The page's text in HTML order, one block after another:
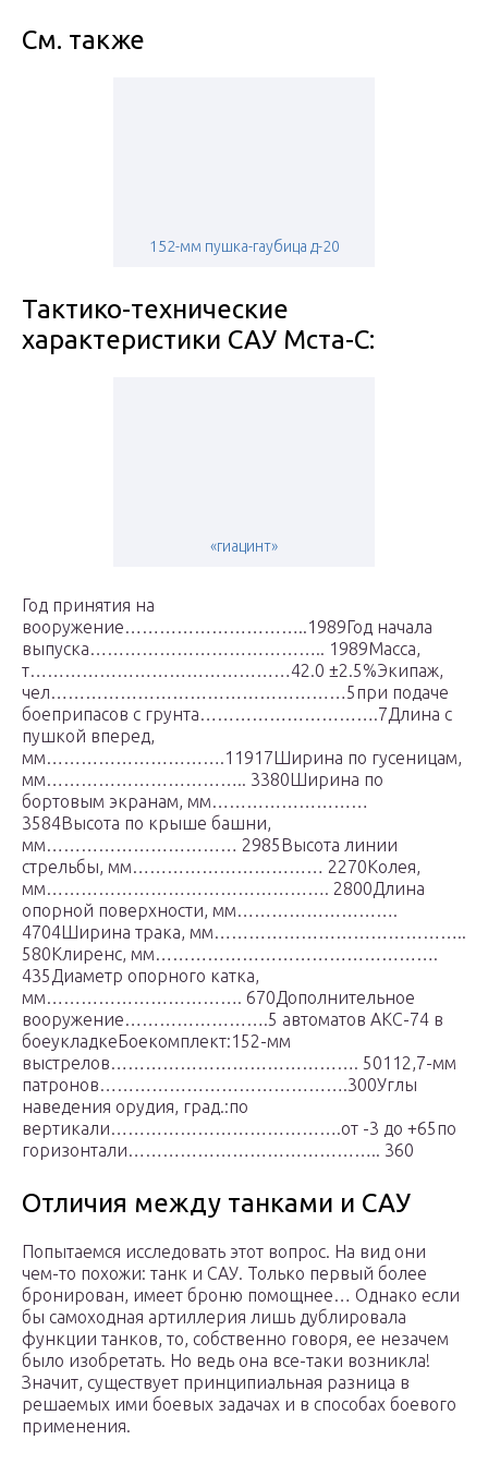
См. также
152-мм пушка-гаубица д-20
Тактико-технические
характеристики САУ Мста-С:
«гиацинт»
Год принятия на
вооружение…………………………..1989Год начала
выпуска………………………………….. 1989Масса,
т………………………………………42.0 ±2.5%Экипаж,
чел……………………………………………5при подаче
боеприпасов с грунта………………………….7Длина с
пушкой вперед,
мм………………………….11917Ширина по гусеницам,
мм…………………………….. 3380Ширина по
бортовым экранам, мм………………………
3584Высота по крыше башни,
мм…………………………… 2985Высота линии
стрельбы, мм…………………………… 2270Колея,
мм…………………………………………. 2800Длина
опорной поверхности, мм……………………….
4704Ширина трака, мм……………………………………..
580Клиренс, мм………………………………………….
435Диаметр опорного катка,
мм……………………………. 670Дополнительное
вооружение…………………….5 автоматов АКС-74 в
боеукладкеБоекомплект:152-мм
выстрелов……………………………………. 50112,7-мм
патронов…………………………………….300Углы
наведения орудия, град.:по
вертикали………………………………….от -3 до +65по
горизонтали…………………………………….. 360
Отличия между танками и САУ
Попытаемся исследовать этот вопрос. На вид они
чем-то похожи: танк и САУ. Только первый более
бронирован, имеет броню помощнее… Однако если
бы самоходная артиллерия лишь дублировала
функции танков, то, собственно говоря, ее незачем
было изобретать. Но ведь она все-таки возникла!
Значит, существует принципиальная разница в
решаемых ими боевых задачах и в способах боевого
применения.